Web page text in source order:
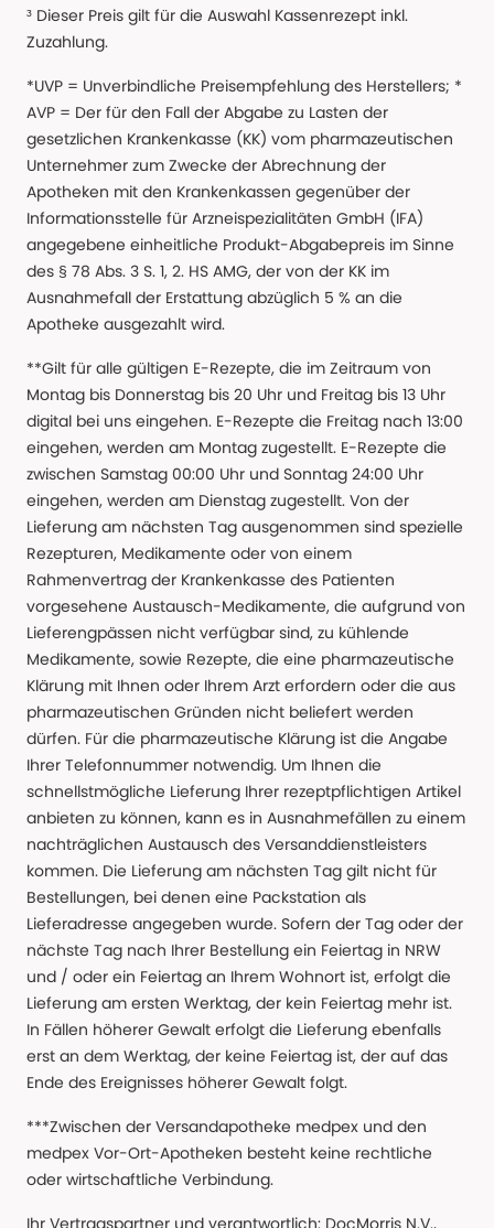
³ Dieser Preis gilt für die Auswahl Kassenrezept inkl.
Zuzahlung.
*UVP = Unverbindliche Preisempfehlung des Herstellers; *
AVP = Der für den Fall der Abgabe zu Lasten der
gesetzlichen Krankenkasse (KK) vom pharmazeutischen
Unternehmer zum Zwecke der Abrechnung der
Apotheken mit den Krankenkassen gegenüber der
Informationsstelle für Arzneispezialitäten GmbH (IFA)
angegebene einheitliche Produkt-Abgabepreis im Sinne
des § 78 Abs. 3 S. 1, 2. HS AMG, der von der KK im
Ausnahmefall der Erstattung abzüglich 5 % an die
Apotheke ausgezahlt wird.
**Gilt für alle gültigen E-Rezepte, die im Zeitraum von
Montag bis Donnerstag bis 20 Uhr und Freitag bis 13 Uhr
digital bei uns eingehen. E-Rezepte die Freitag nach 13:00
eingehen, werden am Montag zugestellt. E-Rezepte die
zwischen Samstag 00:00 Uhr und Sonntag 24:00 Uhr
eingehen, werden am Dienstag zugestellt. Von der
Lieferung am nächsten Tag ausgenommen sind spezielle
Rezepturen, Medikamente oder von einem
Rahmenvertrag der Krankenkasse des Patienten
vorgesehene Austausch-Medikamente, die aufgrund von
Lieferengpässen nicht verfügbar sind, zu kühlende
Medikamente, sowie Rezepte, die eine pharmazeutische
Klärung mit Ihnen oder Ihrem Arzt erfordern oder die aus
pharmazeutischen Gründen nicht beliefert werden
dürfen. Für die pharmazeutische Klärung ist die Angabe
Ihrer Telefonnummer notwendig. Um Ihnen die
schnellstmögliche Lieferung Ihrer rezeptpflichtigen Artikel
anbieten zu können, kann es in Ausnahmefällen zu einem
nachträglichen Austausch des Versanddienstleisters
kommen. Die Lieferung am nächsten Tag gilt nicht für
Bestellungen, bei denen eine Packstation als
Lieferadresse angegeben wurde. Sofern der Tag oder der
nächste Tag nach Ihrer Bestellung ein Feiertag in NRW
und / oder ein Feiertag an Ihrem Wohnort ist, erfolgt die
Lieferung am ersten Werktag, der kein Feiertag mehr ist.
In Fällen höherer Gewalt erfolgt die Lieferung ebenfalls
erst an dem Werktag, der keine Feiertag ist, der auf das
Ende des Ereignisses höherer Gewalt folgt.
***Zwischen der Versandapotheke medpex und den
medpex Vor-Ort-Apotheken besteht keine rechtliche
oder wirtschaftliche Verbindung.